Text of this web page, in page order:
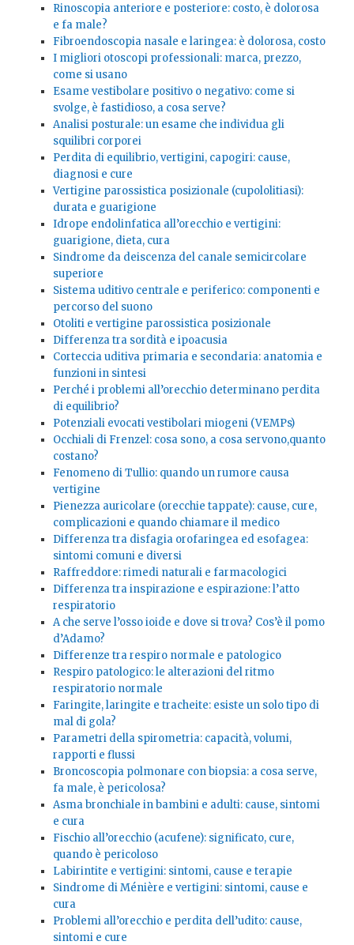
Rinoscopia anteriore e posteriore: costo, è dolorosa
e fa male?
Fibroendoscopia nasale e laringea: è dolorosa, costo
I migliori otoscopi professionali: marca, prezzo,
come si usano
Esame vestibolare positivo o negativo: come si
svolge, è fastidioso, a cosa serve?
Analisi posturale: un esame che individua gli
squilibri corporei
Perdita di equilibrio, vertigini, capogiri: cause,
diagnosi e cure
Vertigine parossistica posizionale (cupololitiasi):
durata e guarigione
Idrope endolinfatica all’orecchio e vertigini:
guarigione, dieta, cura
Sindrome da deiscenza del canale semicircolare
superiore
Sistema uditivo centrale e periferico: componenti e
percorso del suono
Otoliti e vertigine parossistica posizionale
Differenza tra sordità e ipoacusia
Corteccia uditiva primaria e secondaria: anatomia e
funzioni in sintesi
Perché i problemi all’orecchio determinano perdita
di equilibrio?
Potenziali evocati vestibolari miogeni (VEMPs)
Occhiali di Frenzel: cosa sono, a cosa servono,quanto
costano?
Fenomeno di Tullio: quando un rumore causa
vertigine
Pienezza auricolare (orecchie tappate): cause, cure,
complicazioni e quando chiamare il medico
Differenza tra disfagia orofaringea ed esofagea:
sintomi comuni e diversi
Raffreddore: rimedi naturali e farmacologici
Differenza tra inspirazione e espirazione: l’atto
respiratorio
A che serve l’osso ioide e dove si trova? Cos’è il pomo
d’Adamo?
Differenze tra respiro normale e patologico
Respiro patologico: le alterazioni del ritmo
respiratorio normale
Faringite, laringite e tracheite: esiste un solo tipo di
mal di gola?
Parametri della spirometria: capacità, volumi,
rapporti e flussi
Broncoscopia polmonare con biopsia: a cosa serve,
fa male, è pericolosa?
Asma bronchiale in bambini e adulti: cause, sintomi
e cura
Fischio all’orecchio (acufene): significato, cure,
quando è pericoloso
Labirintite e vertigini: sintomi, cause e terapie
Sindrome di Ménière e vertigini: sintomi, cause e
cura
Problemi all’orecchio e perdita dell’udito: cause,
sintomi e cure